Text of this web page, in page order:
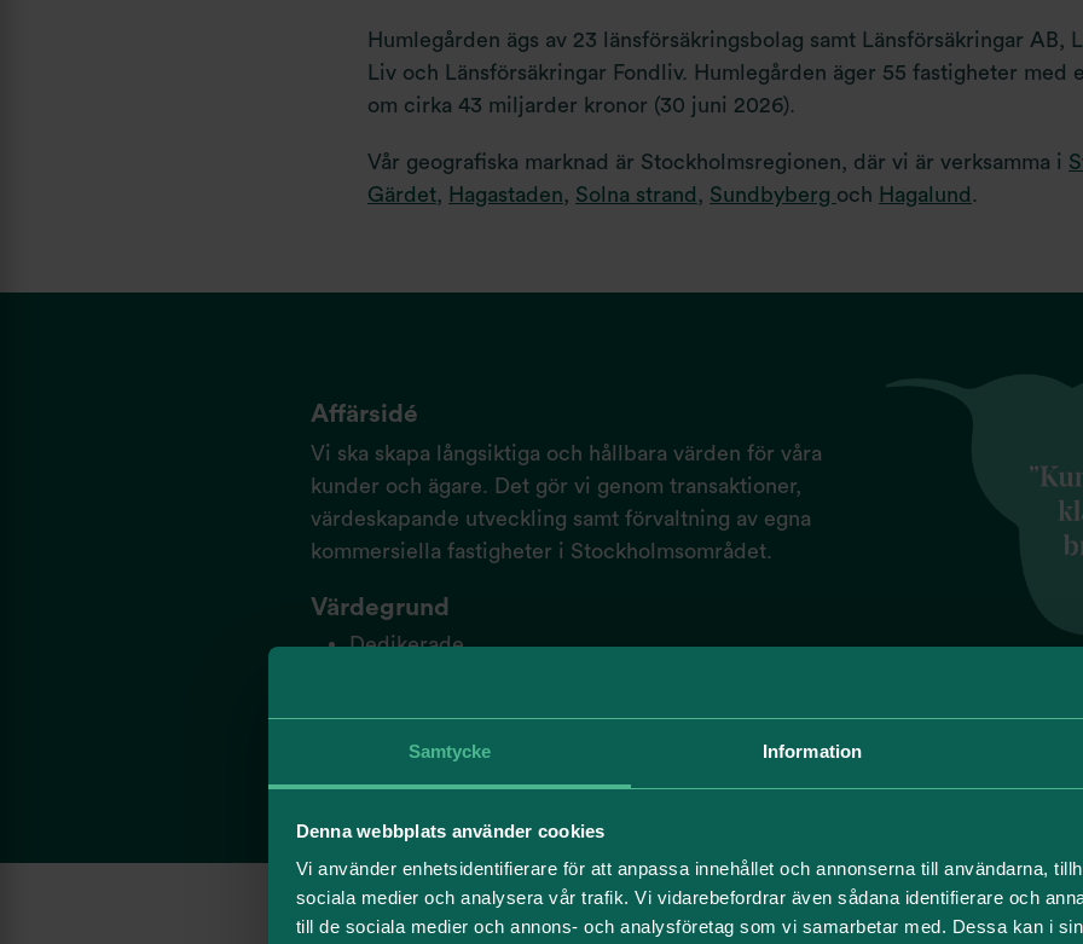
Samtycke Information
Denna webbplats använder cookies
Vi använder enhetsidentifierare för att anpassa innehållet och annonserna till användarna,
sociala medier och analysera vår trafik. Vi vidarebefordrar även sådana identifierare och
till de sociala medier och annons- och analysföretag som vi samarbetar med. Dessa kan i
Humlegården ägs av 23 länsförsäkringsbolag samt Länsförsäkringar AB,
Liv och Länsförsäkringar Fondliv. Humlegården äger 55 fastigheter med
om cirka 43 miljarder kronor (30 juni 2026).
Vår geografiska marknad är Stockholmsregionen, där vi är verksamma i
Gärdet, Hagastaden, Solna strand , Sundbyberg och Hagalund .
Affärsidé
Vi ska skapa långsiktiga och hållbara värden för våra
kunder och ägare. Det gör vi genom transaktioner,
värdeskapande utveckling samt förvaltning av egna
kommersiella fastigheter i Stockholmsområdet.
Värdegrund
Dedikerade
Nyfikna
Läs även